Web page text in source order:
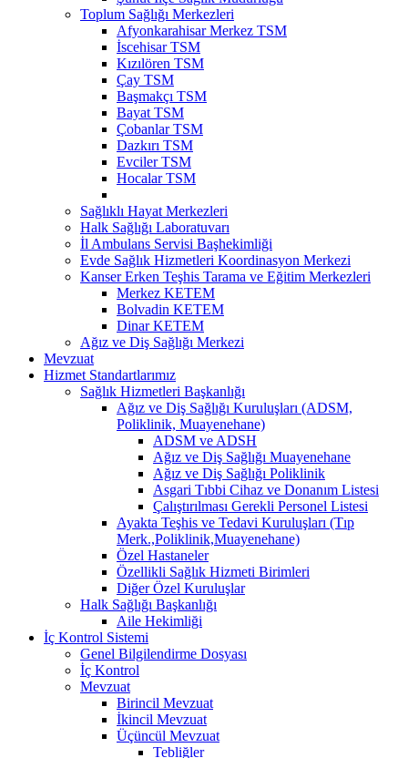
Toplum Sağlığı Merkezleri
Afyonkarahisar Merkez TSM
İscehisar TSM
Kızılören TSM
Çay TSM
Başmakçı TSM
Bayat TSM
Çobanlar TSM
Dazkırı TSM
Evciler TSM
Hocalar TSM
Sağlıklı Hayat Merkezleri
Halk Sağlığı Laboratuvarı
İl Ambulans Servisi Başhekimliği
Evde Sağlık Hizmetleri Koordinasyon Merkezi
Kanser Erken Teşhis Tarama ve Eğitim Merkezleri
Merkez KETEM
Bolvadin KETEM
Dinar KETEM
Ağız ve Diş Sağlığı Merkezi
Mevzuat
Hizmet Standartlarımız
Sağlık Hizmetleri Başkanlığı
Ağız ve Diş Sağlığı Kuruluşları (ADSM,
Poliklinik, Muayenehane)
ADSM ve ADSH
Ağız ve Diş Sağlığı Muayenehane
Ağız ve Diş Sağlığı Poliklinik
Asgari Tıbbi Cihaz ve Donanım Listesi
Çalıştırılması Gerekli Personel Listesi
Ayakta Teşhis ve Tedavi Kuruluşları (Tıp
Merk.,Poliklinik,Muayenehane)
Özel Hastaneler
Özellikli Sağlık Hizmeti Birimleri
Diğer Özel Kuruluşlar
Halk Sağlığı Başkanlığı
Aile Hekimliği
İç Kontrol Sistemi
Genel Bilgilendirme Dosyası
İç Kontrol
Mevzuat
Birincil Mevzuat
İkincil Mevzuat
Üçüncül Mevzuat
Tebliğler